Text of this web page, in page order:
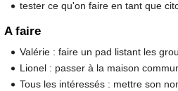
tester ce qu'on faire en tant que
A faire
Valérie : faire un pad listant les
Lionel : passer à la maison
Tous les intéressés : mettre son